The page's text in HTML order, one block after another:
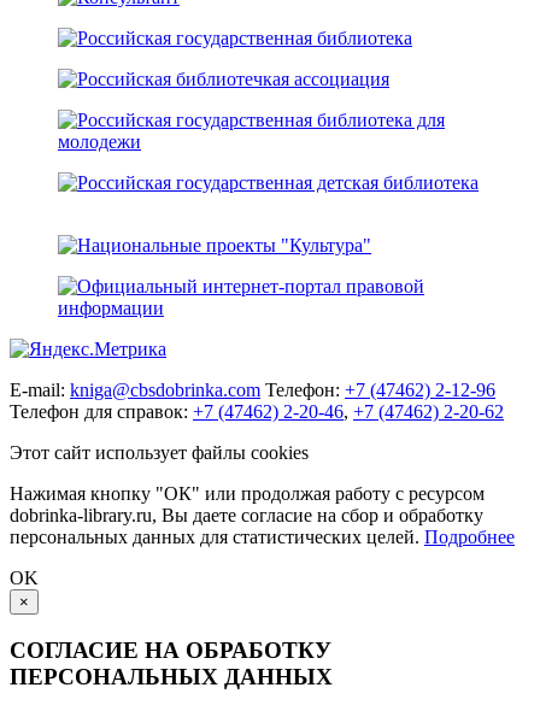
E-mail: kniga@cbsdobrinka.com Телефон: +7 (47462) 2-12-96
Телефон для справок: +7 (47462) 2-20-46, +7 (47462) 2-20-62
Этот сайт использует файлы cookies
Нажимая кнопку "ОК" или продолжая работу с ресурсом
dobrinka-library.ru, Вы даете согласие на сбор и обработку
персональных данных для статистических целей. Подробнее
OK
×
СОГЛАСИЕ НА ОБРАБОТКУ
ПЕРСОНАЛЬНЫХ ДАННЫХ